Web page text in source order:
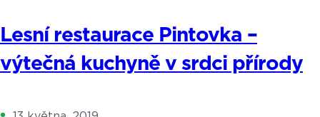
Lesní restaurace Pintovka –
výtečná kuchyně v srdci přírody